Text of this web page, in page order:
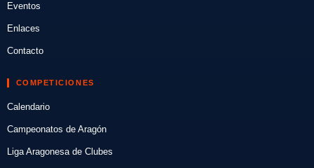
Eventos
Enlaces
Contacto
COMPETICIONES
Calendario
Campeonatos de Aragón
Liga Aragonesa de Clubes